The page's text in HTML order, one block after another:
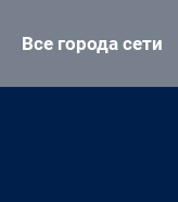
Все города сети